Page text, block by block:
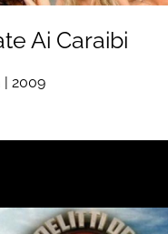
Ai Caraibi
| 2009